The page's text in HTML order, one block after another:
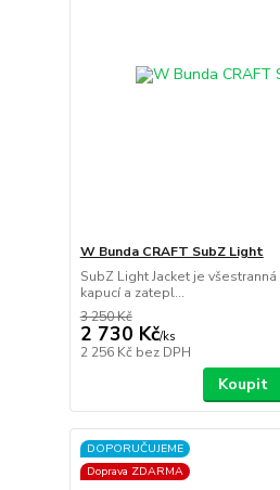
W Bunda CRAFT SubZ Light
SubZ Light Jacket je
kapucí a zatepl...
3 250 Kč
2 730 Kč/ks
2 256 Kč bez DPH
Koupit
DOPORUČUJEME
Doprava ZDARMA